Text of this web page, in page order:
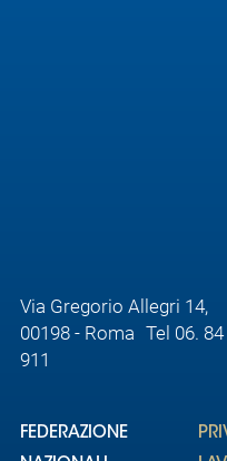
Via Gregorio Allegri 14,
00198 - Roma Tel 06. 84
911
FEDERAZIONE